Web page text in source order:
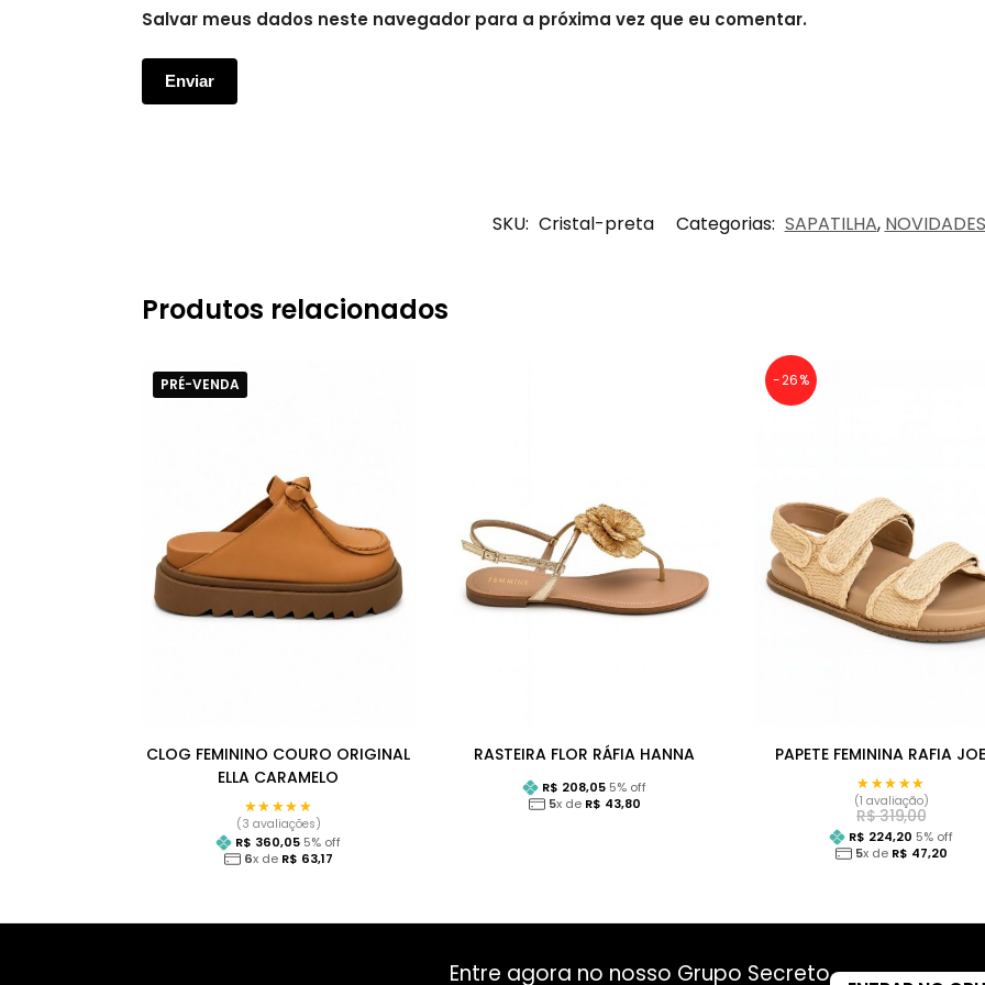
Salvar meus dados neste navegador para a próxima vez que eu comentar.
SKU: Cristal-preta Categorias: SAPATILHA, NOVIDADES
Produtos relacionados
PRÉ-VENDA
CLOG FEMININO COURO ORIGINAL
ELLA CARAMELO
★★★★★
★★★★★
(3 avaliações)
R$ 360,05 5% off
6x de R$ 63,17
RASTEIRA FLOR RÁFIA HANNA
R$ 208,05 5% off
5x de R$ 43,80
-26%
PAPETE FEMININA RAFIA
R$319,00
★★★★★
★★★★★
(1 avaliação)
R$ 224,20 5% off
5x de R$ 47,20
Entre agora no nosso Grupo Secreto